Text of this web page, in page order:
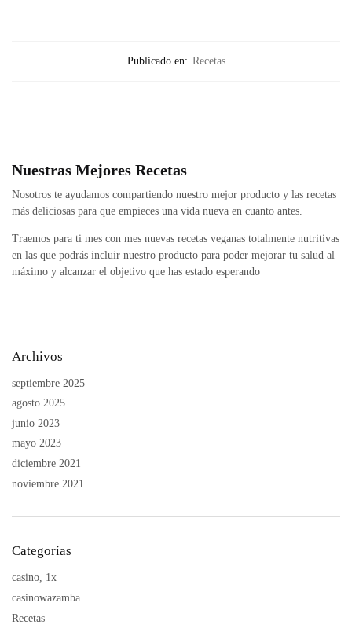
Publicado en: Recetas
Nuestras Mejores Recetas
Nosotros te ayudamos compartiendo nuestro mejor producto y las recetas
más deliciosas para que empieces una vida nueva en cuanto antes.
Traemos para ti mes con mes nuevas recetas veganas totalmente nutritivas
en las que podrás incluir nuestro producto para poder mejorar tu salud al
máximo y alcanzar el objetivo que has estado esperando
Archivos
septiembre 2025
agosto 2025
junio 2023
mayo 2023
diciembre 2021
noviembre 2021
Categorías
casino, 1x
casinowazamba
Recetas